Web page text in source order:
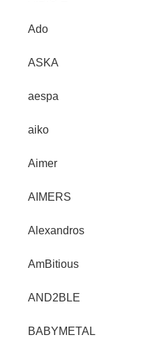
Ado
ASKA
aespa
aiko
Aimer
AIMERS
Alexandros
AmBitious
AND2BLE
BABYMETAL